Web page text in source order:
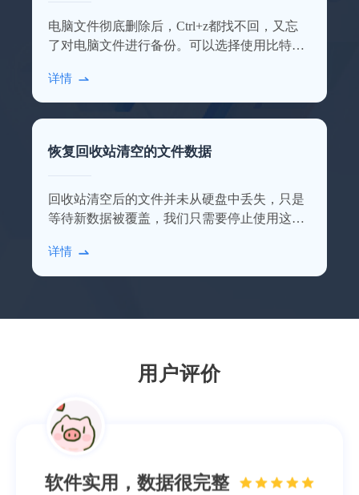
电脑文件彻底删除后，Ctrl+z都找不回，又忘
了对电脑文件进行备份。可以选择使用比特数
单。
详情
恢复回收站清空的文件数据
回收站清空后的文件并未从硬盘中丢失，只是
等待新数据被覆盖，我们只需要停止使用这块
可。
详情
用户评价
软件功能很齐全，不管是照片还是文档都能
恢复回来，误删或清空回收站再也不慌了，
感谢感谢！
Amla_Tustiz
业务服务很到位
本人上了年纪了，不太会操作，专业老师们
施英
软件实用，数据很完整